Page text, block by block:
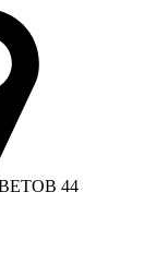
44